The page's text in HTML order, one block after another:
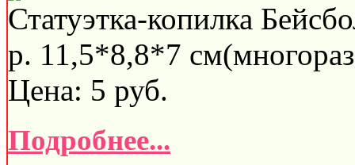
Статуэтка-копилка
р. 11,5*8,8*7
Цена: 5 руб.
Подробнее...